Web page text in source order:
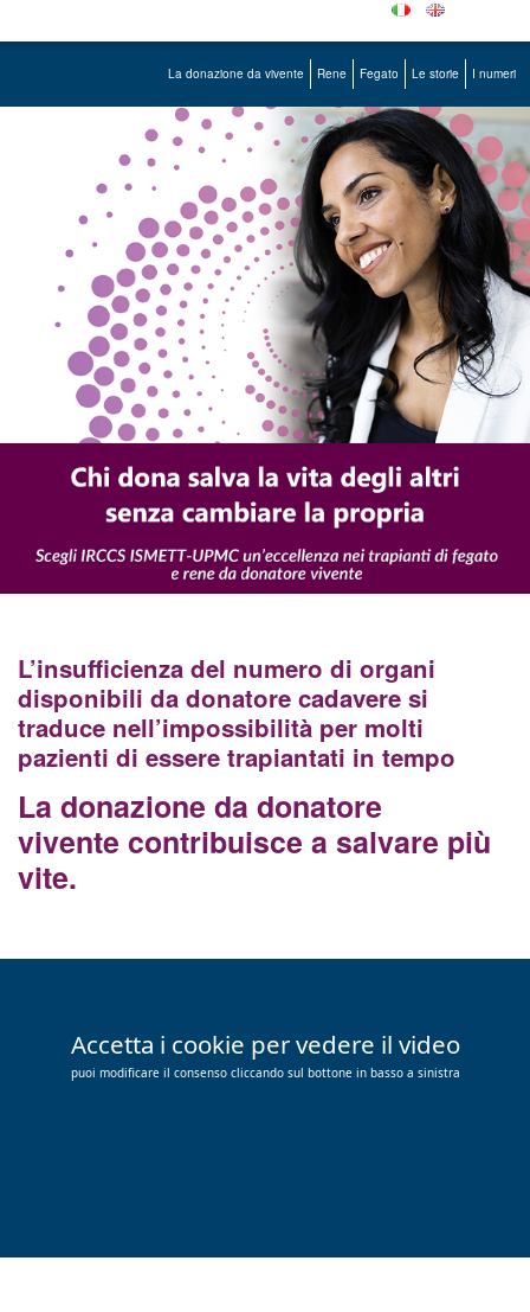
La donazione da vivente Rene Fegato Le storie I numeri
L’insufficienza del numero di organi
disponibili da donatore cadavere si
traduce nell’impossibilità per molti
pazienti di essere trapiantati in tempo
La donazione da donatore
vivente contribuisce a salvare più
vite.
Accetta i cookie per vedere il video
puoi modificare il consenso cliccando sul bottone in basso a sinistra